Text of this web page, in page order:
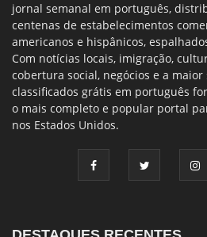
jornal semanal em português,
centenas de estabelecimentos
americanos e hispânicos,
Com notícias locais, imigração,
cobertura social, negócios e a maior
classificados grátis em português
o mais completo e popular portal
nos Estados Unidos.